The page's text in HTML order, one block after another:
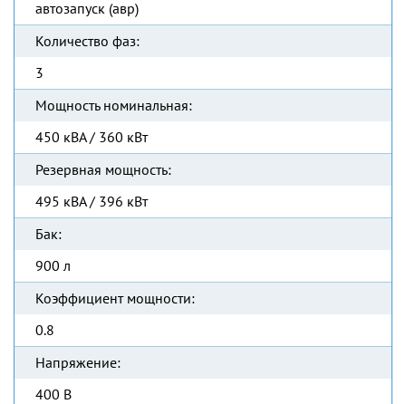
автозапуск (авр)
Количество фаз:
3
Мощность номинальная:
450 кВА / 360 кВт
Резервная мощность:
495 кВА / 396 кВт
Бак:
900 л
Коэффициент мощности:
0.8
Напряжение:
400 В